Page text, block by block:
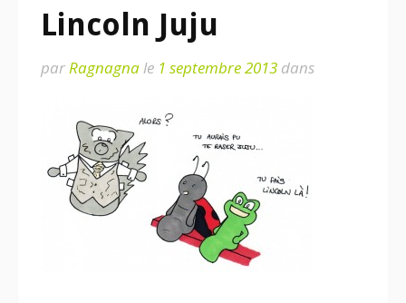
Lincoln Juju
parRagnagnale 1 septembre 2013 dans